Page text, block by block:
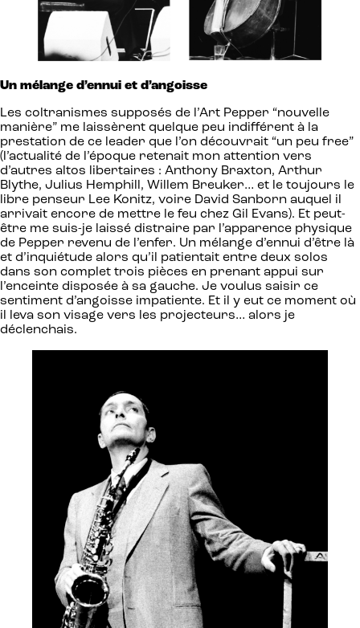
Un mélange d’ennui et d’angoisse
Les coltranismes supposés de l’Art Pepper “nouvelle
manière” me laissèrent quelque peu indifférent à la
prestation de ce leader que l’on découvrait “un peu free”
(l’actualité de l’époque retenait mon attention vers
d’autres altos libertaires : Anthony Braxton, Arthur
Blythe, Julius Hemphill, Willem Breuker… et le toujours le
libre penseur Lee Konitz, voire David Sanborn auquel il
arrivait encore de mettre le feu chez Gil Evans). Et peut-
être me suis-je laissé distraire par l’apparence physique
de Pepper revenu de l’enfer. Un mélange d’ennui d’être là
et d’inquiétude alors qu’il patientait entre deux solos
dans son complet trois pièces en prenant appui sur
l’enceinte disposée à sa gauche. Je voulus saisir ce
sentiment d’angoisse impatiente. Et il y eut ce moment où
il leva son visage vers les projecteurs… alors je
déclenchais.